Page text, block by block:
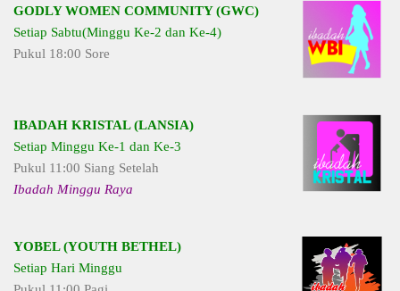
GODLY WOMEN COMMUNITY (GWC)
Setiap Sabtu(Minggu Ke-2 dan Ke-4)
Pukul 18:00 Sore
IBADAH KRISTAL (LANSIA)
Setiap Minggu Ke-1 dan Ke-3
Pukul 11:00 Siang Setelah
Ibadah Minggu Raya
YOBEL (YOUTH BETHEL)
Setiap Hari Minggu